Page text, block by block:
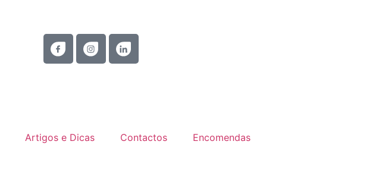
Artigos e Dicas Contactos Encomendas